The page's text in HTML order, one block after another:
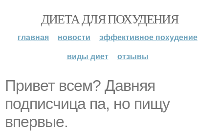
ДИЕТА ДЛЯ ПОХУДЕНИЯ
главная новости
эффективное похудение
виды диет
отзывы
Привет всем? Давняя
подписчица па, но пищу
впервые.